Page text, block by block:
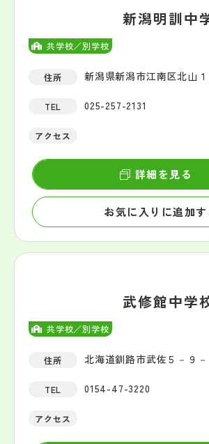
共学校／別学校
新潟明訓中
住所 新潟県新潟市江南区北山
TEL 025-257-2131
アクセス
お気に入りに追加す
詳細を見る
共学校／別学校
武修館中学
住所 北海道釧路市武佐５－９－
TEL 0154-47-3220
アクセス